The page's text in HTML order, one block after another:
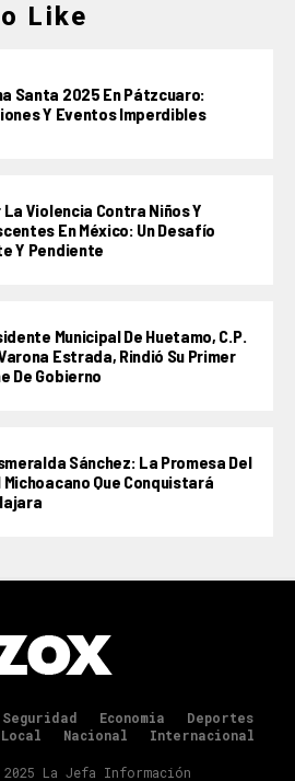
Like
Santa 2025 En Pátzcuaro:
Y Eventos Imperdibles
La Violencia Contra Niños Y
En México: Un Desafío
Y Pendiente
Municipal De Huetamo, C.P.
Estrada, Rindió Su Primer
De Gobierno
Sánchez: La Promesa Del
Que Conquistará
Seguridad Economia
Deportes
Local Nacional Internacional
La Jefa Información